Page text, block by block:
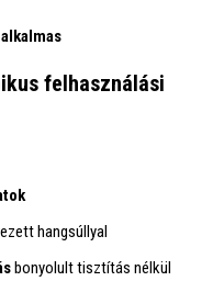
felhasználási
hangsúllyal
bonyolult tisztítás nélkül